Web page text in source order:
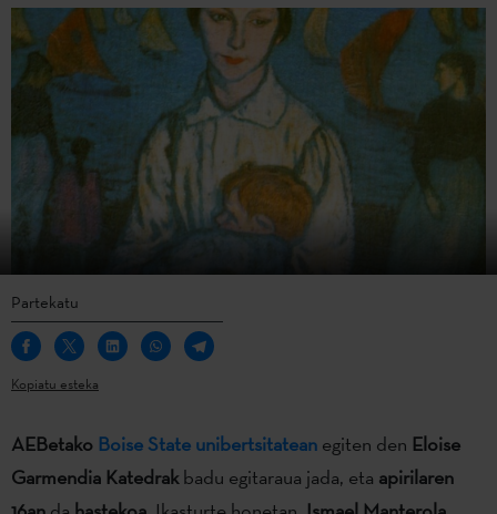
Partekatu
Kopiatu esteka
AEBetako Boise State unibertsitatean egiten den Eloise
Garmendia Katedrakbadu egitaraua jada, eta apirilaren